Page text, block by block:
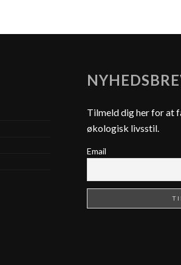
Tilmeld dig her for at
økologisk livsstil.
Email